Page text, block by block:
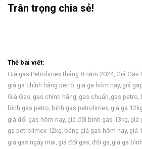
Trân trọng chia sẻ!
Thẻ bài viết:
Giá gas Petrolimex tháng 8 năm 2024, Giá Gas
giá ga chính hãng petro, giá ga hôm nay, giá
Giá Gas, gas chính hãng, gas chuẩn, gas petro,
bình gas petro, bình gas petrolimex, giá ga
giá đổi gas hôm nay, giá đổi bình gas 13kg, giá
ga petrolimex 12kg, bảng giá gas hôm nay, giá
giá gas ngày mai, giá đổi gas, đổi ga, giá ga